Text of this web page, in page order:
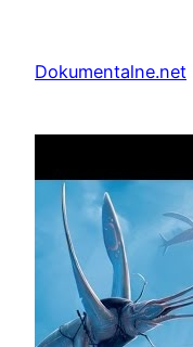
treściDokumentalne.net